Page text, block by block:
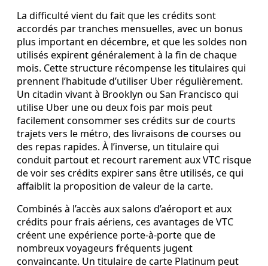
La difficulté vient du fait que les crédits sont
accordés par tranches mensuelles, avec un bonus
plus important en décembre, et que les soldes non
utilisés expirent généralement à la fin de chaque
mois. Cette structure récompense les titulaires qui
prennent l’habitude d’utiliser Uber régulièrement.
Un citadin vivant à Brooklyn ou San Francisco qui
utilise Uber une ou deux fois par mois peut
facilement consommer ses crédits sur de courts
trajets vers le métro, des livraisons de courses ou
des repas rapides. À l’inverse, un titulaire qui
conduit partout et recourt rarement aux VTC risque
de voir ses crédits expirer sans être utilisés, ce qui
affaiblit la proposition de valeur de la carte.
Combinés à l’accès aux salons d’aéroport et aux
crédits pour frais aériens, ces avantages de VTC
créent une expérience porte‑à‑porte que de
nombreux voyageurs fréquents jugent
convaincante. Un titulaire de carte Platinum peut